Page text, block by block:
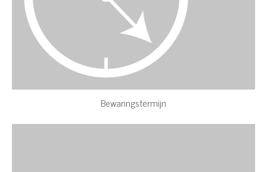
Bewaringstermijn